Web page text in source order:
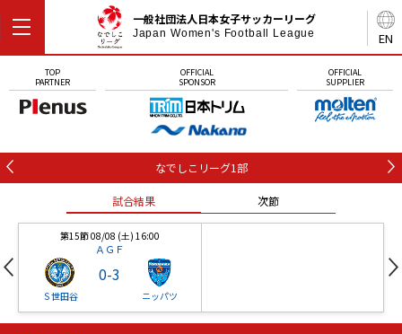
EN
一般社団法人日本女子サッカーリーグ
Japan Women's Football League
TOP
PARTNER
OFFICIAL
SPONSOR
OFFICIAL
SUPPLIER
なでしこリーグ1部
試合結果 次節
第15節 08/08 (土) 16:00
ＡＧＦ
Ｓ世田谷
0-3
ニッパツ